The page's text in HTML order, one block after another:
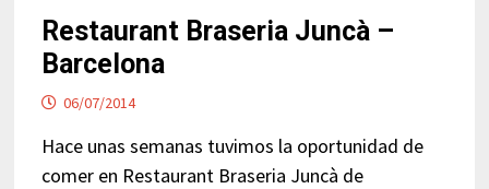
Restaurant Braseria Juncà –
Barcelona
06/07/2014
Hace unas semanas tuvimos la oportunidad de
comer en Restaurant Braseria Juncà de